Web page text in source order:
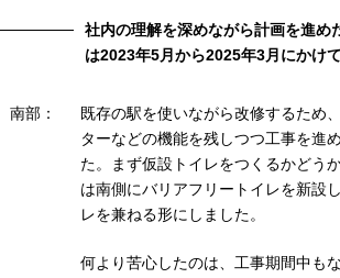
社内の理解を深めながら計画を進め
は2023年5月から2025年3月にかけ
南部：
既存の駅を使いながら改修するため
ターなどの機能を残しつつ工事を進
た。まず仮設トイレをつくるかどう
は南側にバリアフリートイレを新設
レを兼ねる形にしました。
何より苦心したのは、工事期間中も